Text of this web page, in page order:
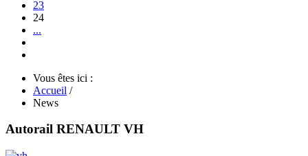
23
24
...
Vous êtes ici :
Accueil /
News
Autorail RENAULT VH